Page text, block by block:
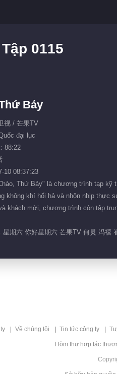
0115
Bảy
视 / 芒果TV
đại lục
88:22
10 08:37:23
Thứ Bảy" là chương trình tạp kỹ
không khí hối hả và nhộn nhịp thực
khách mời, chương trình còn tập
星期六 你好星期六 芒果TV 何炅 冯禧
Về chúng tôi Tin tức công ty
Hòm thư hợp tác